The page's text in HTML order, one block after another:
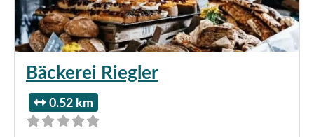
Bäckerei Riegler
0.52 km